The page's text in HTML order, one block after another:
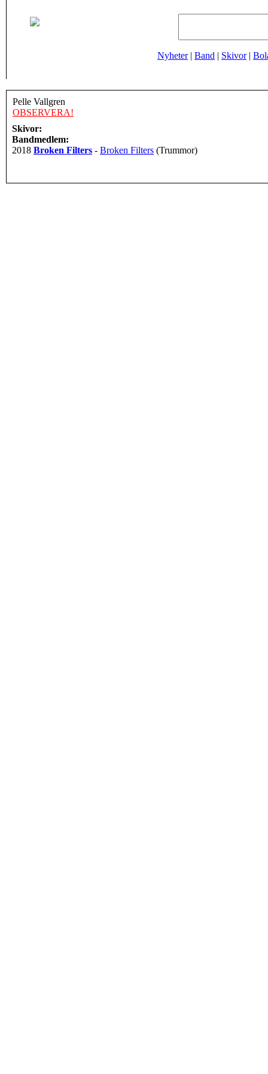
Nyheter| Band | Skivor|
Pelle Vallgren
OBSERVERA!
Skivor:
Bandmedlem:
2018 Broken Filters - Broken Filters (Trummor)